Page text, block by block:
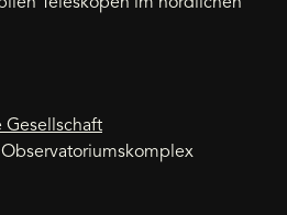
Gesellschaft